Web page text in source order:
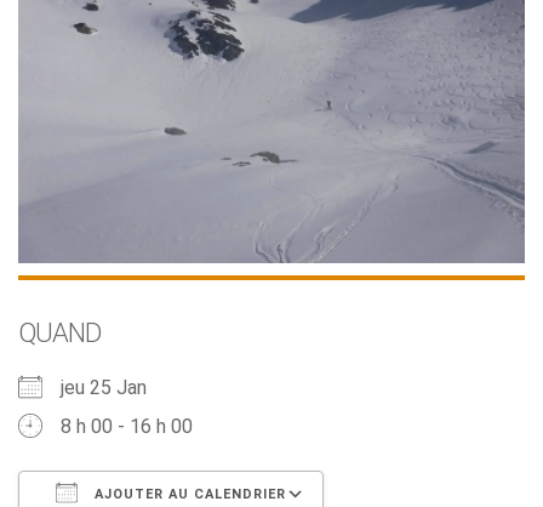
QUAND
jeu 25 Jan
8 h 00 - 16 h 00
AJOUTER AU CALENDRIER